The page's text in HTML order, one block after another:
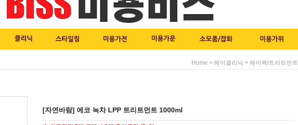
Home > 헤어클리닉 > 헤어팩/트리트먼트
[자연바람] 에코 녹차 LPP 트리트먼트 1000ml